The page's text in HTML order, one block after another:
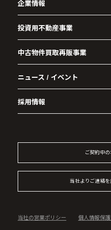
企業情報
- 企業理念
- 代表メッセージ
- 会社概要
- アクセス
- 社会貢献活動
投資用不動産事業
- マンション経営をお考えの方へ
- メインランドグループの強み
- オーナーズデータ
- 資産運用型マンション メイン
中古物件買取再販事業
- RE:MAIN
- リノベーション物件一覧
- リノベーション物件お問い合わ
ニュース / イベント
採用情報
- 記事一覧
ご契約中
当社よりご連絡
当社の営業ポリシー 個人情報保